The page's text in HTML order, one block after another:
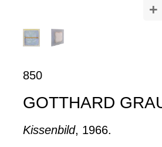
+
850
GOTTHARD
Kissenbild, 1966.